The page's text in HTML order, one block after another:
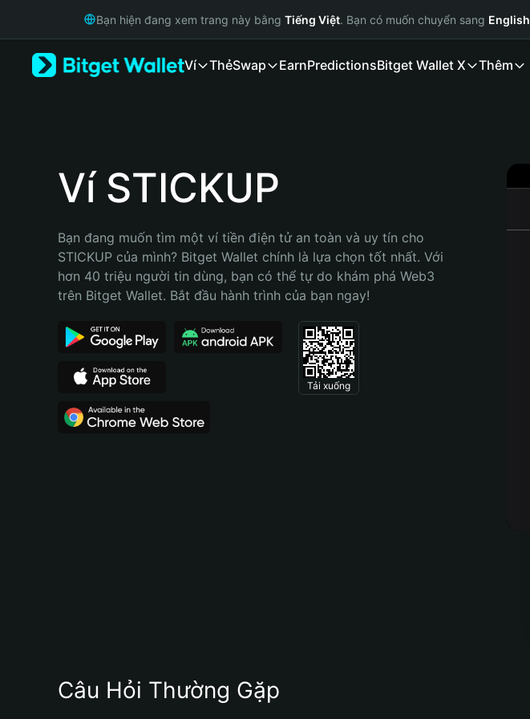
Русский
Bahasa Indonesia
Português (Brasil)
Bạn hiện đang xem trang này bằng Tiếng Việt. Bạn có muốn chuyển sang English
Ví ThẻSwap EarnPredictionsBitget Wallet X Thêm
Ví STICKUP
Bạn đang muốn tìm một ví tiền điện tử an toàn và uy tín cho
STICKUP của mình? Bitget Wallet chính là lựa chọn tốt nhất. Với
hơn 40 triệu người tin dùng, bạn có thể tự do khám phá Web3
trên Bitget Wallet. Bắt đầu hành trình của bạn ngay!
Tải xuống
Câu Hỏi Thường Gặp